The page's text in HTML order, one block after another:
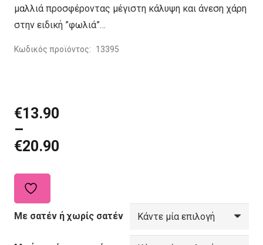
μαλλιά προσφέροντας μέγιστη κάλυψη και άνεση χάρη
στην ειδική ”φωλιά”…
Κωδικός προϊόντος: 13395
€13.90
–
€20.90
Price
range:
€13.90
€20.90
Με σατέν ή χωρίς σατέν